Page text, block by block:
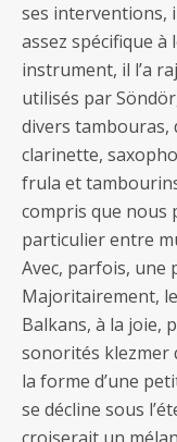
ses interventions,
assez spécifique à
instrument, il l’a
utilisés par
divers tambouras,
clarinette,
frula et
compris que nous
particulier entre
Avec, parfois, une
Majoritairement,
Balkans, à la joie,
sonorités klezmer
la forme d’une
se décline sous